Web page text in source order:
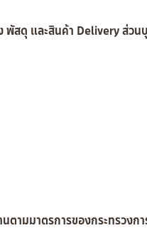
พัสดุ และสินค้า Delivery ส่วน
ามมาตรการของกระทรวงก